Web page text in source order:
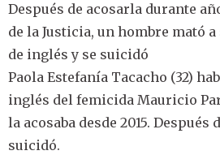
Después de acosarla durante
de la Justicia, un hombre mató
de inglés y se suicidó
Paola Estefanía Tacacho (32)
inglés del femicida Mauricio
la acosaba desde 2015. Después
suicidó.